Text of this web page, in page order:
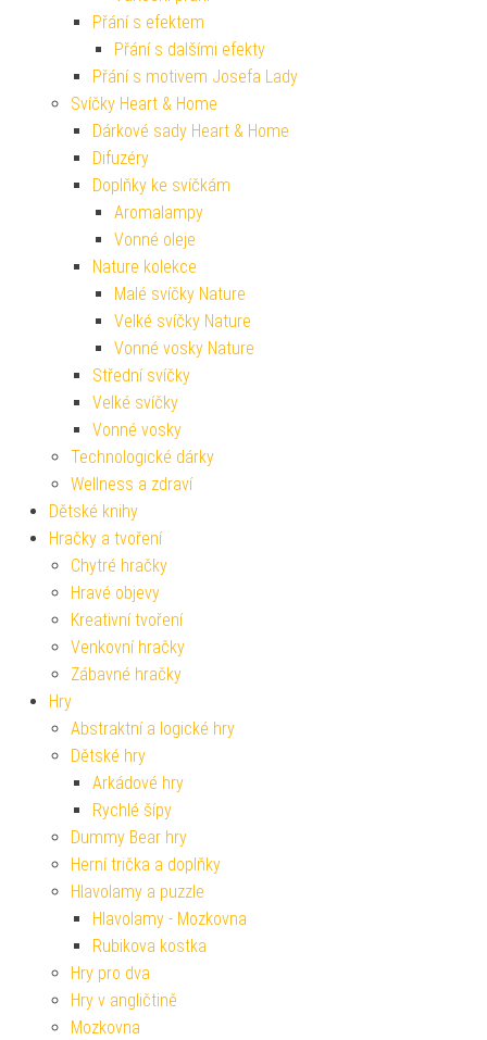
Přání s efektem
Přání s dalšími efekty
Přání s motivem Josefa Lady
Svíčky Heart & Home
Dárkové sady Heart & Home
Difuzéry
Doplňky ke svíčkám
Aromalampy
Vonné oleje
Nature kolekce
Malé svíčky Nature
Velké svíčky Nature
Vonné vosky Nature
Střední svíčky
Velké svíčky
Vonné vosky
Technologické dárky
Wellness a zdraví
Dětské knihy
Hračky a tvoření
Chytré hračky
Hravé objevy
Kreativní tvoření
Venkovní hračky
Zábavné hračky
Hry
Abstraktní a logické hry
Dětské hry
Arkádové hry
Rychlé šípy
Dummy Bear hry
Herní trička a doplňky
Hlavolamy a puzzle
Hlavolamy - Mozkovna
Rubikova kostka
Hry pro dva
Hry v angličtině
Mozkovna